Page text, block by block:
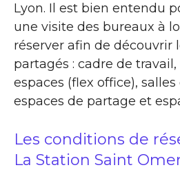
Lyon. Il est bien entendu
une visite des bureaux à
réserver afin de découvrir
partagés : cadre de
espaces (flex office),
espaces de partage et
Les conditions de
La Station Saint